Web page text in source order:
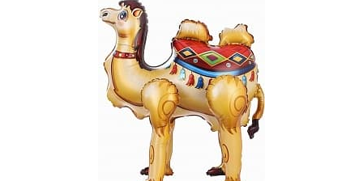
Оптовый Магазин